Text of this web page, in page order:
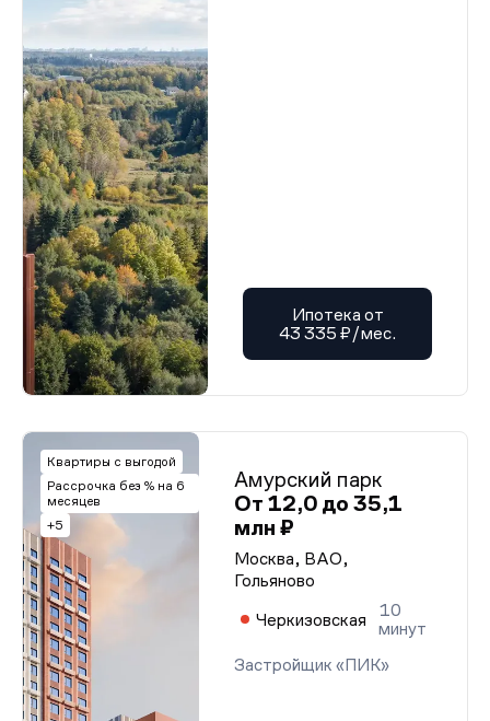
Ипотека от
43 335 ₽/мес.
Квартиры с выгодой
Рассрочка без % на 6
месяцев
+5
Амурский парк
От 12,0 до 35,1
млн ₽
Москва, ВАО,
Гольяново
Черкизовская
10
минут
Застройщик «ПИК»